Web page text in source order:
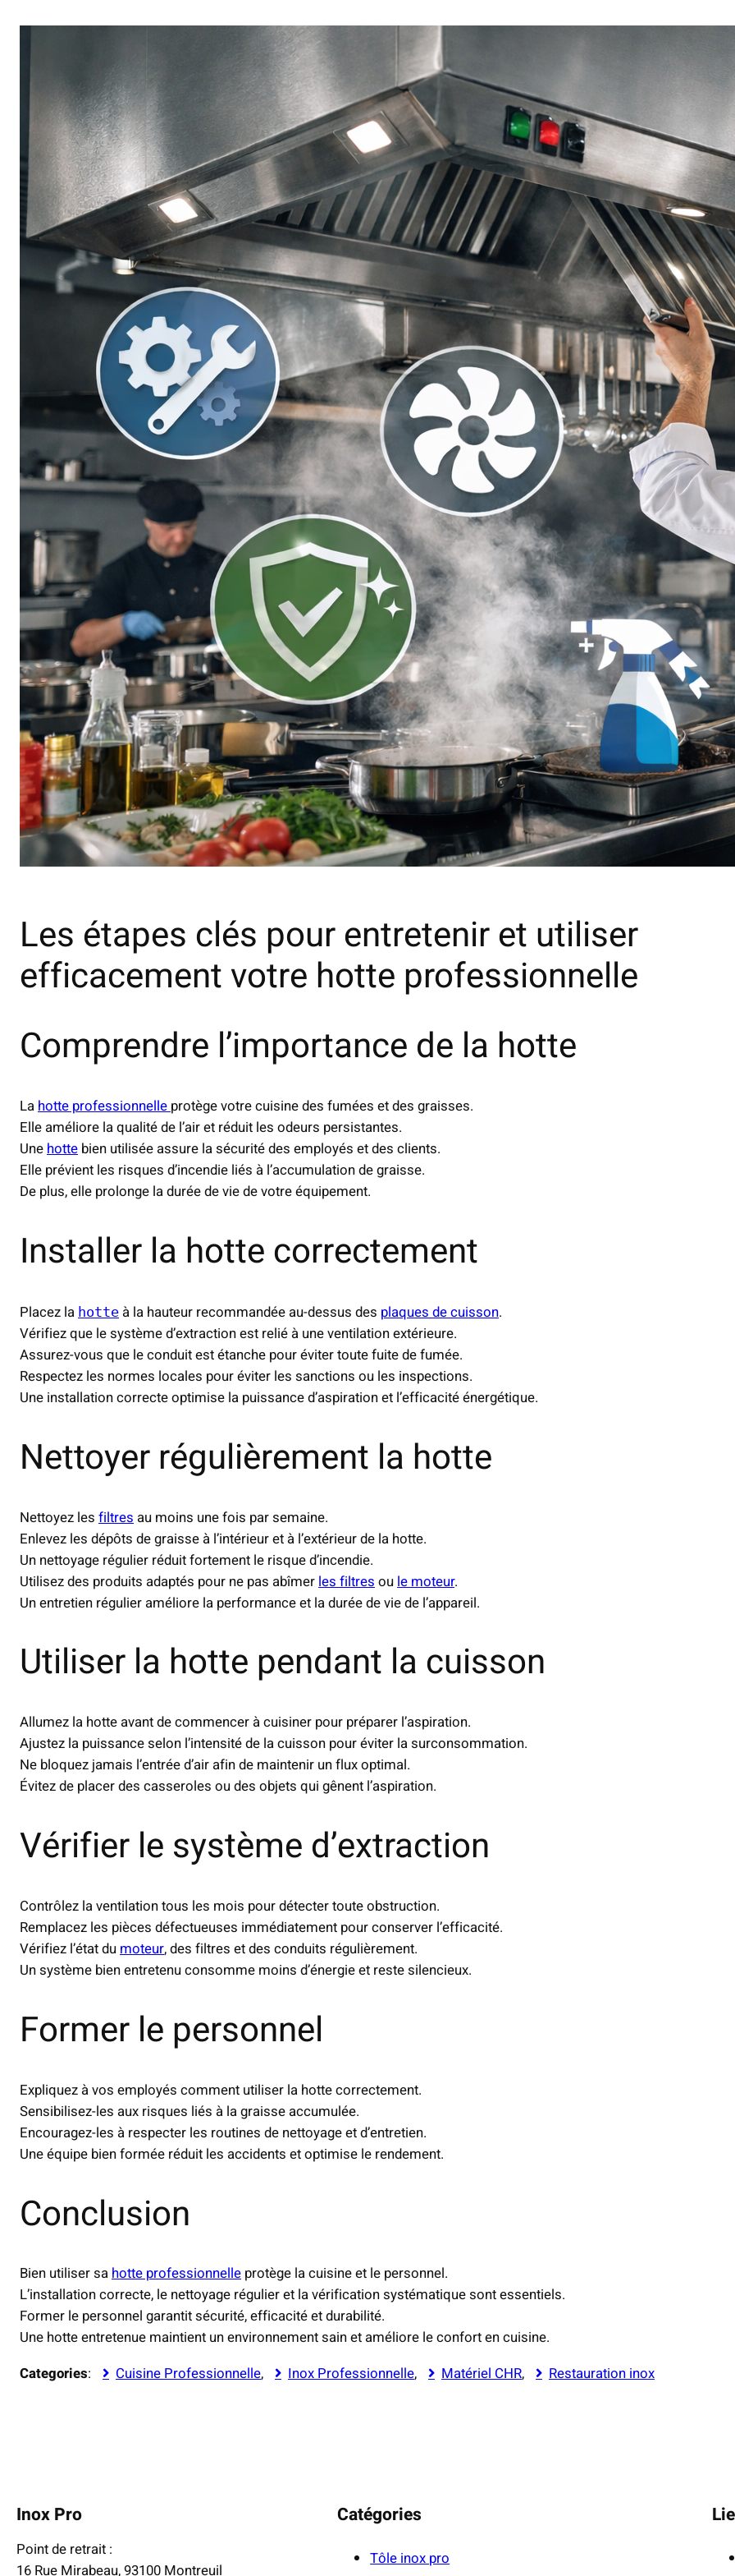
Les étapes clés pour entretenir et utiliser
efficacement votre hotte professionnelle
Comprendre l’importance de la hotte
Lahotte professionnelleprotège votre cuisine des fumées et des graisses.
Elle améliore la qualité de l’air et réduit les odeurs persistantes.
Unehotte bien utilisée assure la sécurité des employés et des clients.
Elle prévient les risques d’incendie liés à l’accumulation de graisse.
De plus, elle prolonge la durée de vie de votre équipement.
Installer la hotte correctement
Placez la hotte à la hauteur recommandée au-dessus des plaques de cuisson.
Vérifiez que le système d’extraction est relié à une ventilation extérieure.
Assurez-vous que le conduit est étanche pour éviter toute fuite de fumée.
Respectez les normes locales pour éviter les sanctions ou les inspections.
Une installation correcte optimise la puissance d’aspiration et l’efficacité énergétique.
Nettoyer régulièrement la hotte
Nettoyez les filtres au moins une fois par semaine.
Enlevez les dépôts de graisse à l’intérieur et à l’extérieur de la hotte.
Un nettoyage régulier réduit fortement le risque d’incendie.
Utilisez des produits adaptés pour ne pas abîmer les filtres ou le moteur.
Un entretien régulier améliore la performance et la durée de vie de l’appareil.
Utiliser la hotte pendant la cuisson
Allumez la hotte avant de commencer à cuisiner pour préparer l’aspiration.
Ajustez la puissance selon l’intensité de la cuisson pour éviter la surconsommation.
Ne bloquez jamais l’entrée d’air afin de maintenir un flux optimal.
Évitez de placer des casseroles ou des objets qui gênent l’aspiration.
Vérifier le système d’extraction
Contrôlez la ventilation tous les mois pour détecter toute obstruction.
Remplacez les pièces défectueuses immédiatement pour conserver l’efficacité.
Vérifiez l’état du moteur, des filtres et des conduits régulièrement.
Un système bien entretenu consomme moins d’énergie et reste silencieux.
Former le personnel
Expliquez à vos employés comment utiliser la hotte correctement.
Sensibilisez-les aux risques liés à la graisse accumulée.
Encouragez-les à respecter les routines de nettoyage et d’entretien.
Une équipe bien formée réduit les accidents et optimise le rendement.
Conclusion
Bien utiliser sahotte professionnelle protège la cuisine et le personnel.
L’installation correcte, le nettoyage régulier et la vérification systématique sont essentiels.
Former le personnel garantit sécurité, efficacité et durabilité.
Une hotte entretenue maintient un environnement sain et améliore le confort en cuisine.
Categories: Cuisine Professionnelle, Inox Professionnelle, Matériel CHR, Restauration inox
Inox Pro
Point de retrait :
16 Rue Mirabeau, 93100 Montreuil
Catégories
Tôle inox pro